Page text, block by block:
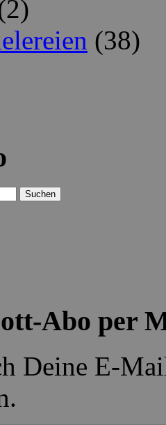
(38)
Abo per
Deine E-